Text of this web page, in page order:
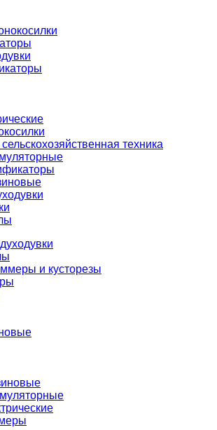
техника
и кусторезы